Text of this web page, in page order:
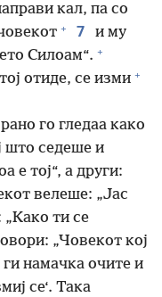
кал, па со
+ 7
и му
Силоам“. +
отиде, се изми +
го гледаа како
што седеше и
е тој“, а други:
велеше: „Јас
ти се
„Човекот кој
намачка очите и
се‘. Така